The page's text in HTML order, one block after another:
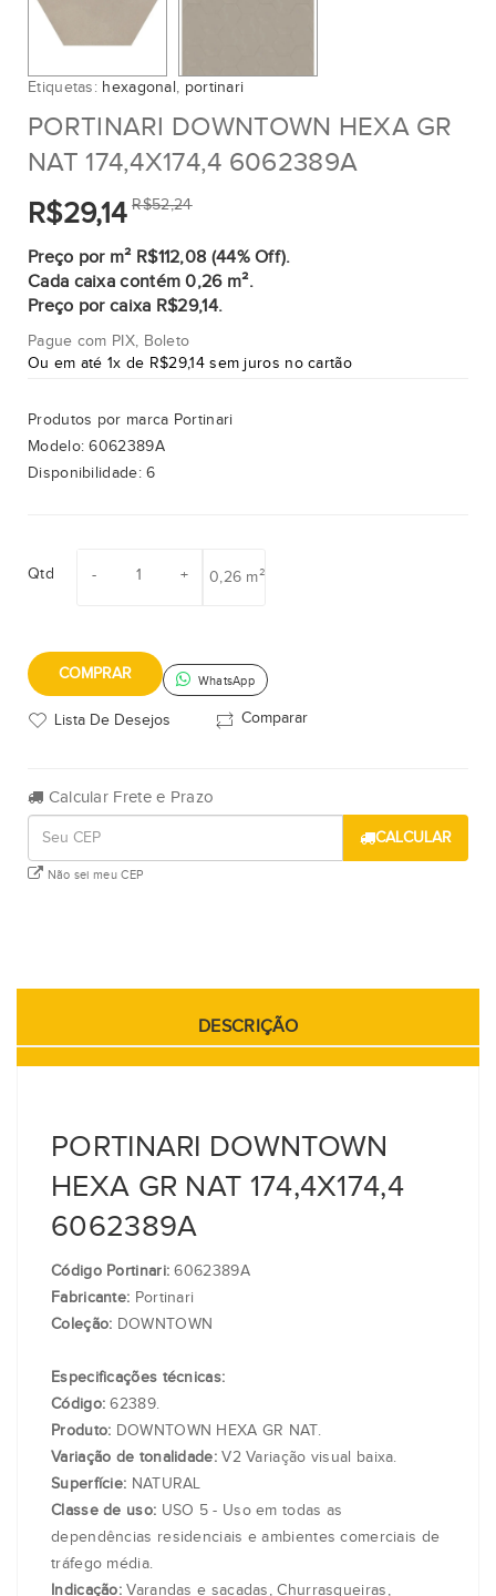
Etiquetas: hexagonal , portinari
PORTINARI DOWNTOWN HEXA GR
NAT 174,4X174,4 6062389A
R$29,14 R$52,24
Preço por m² R$112,08 (44% Off).
Cada caixa contém 0,26 m².
Preço por caixa R$29,14.
Pague com PIX, Boleto
Ou em até 1x de R$29,14 sem juros no cartão
Produtos por marca Portinari
Modelo:6062389A
Disponibilidade:6
Qtd 0,26 m²
COMPRAR WhatsApp
Lista De Desejos Comparar
Calcular Frete e Prazo
CALCULAR
Não sei meu CEP
DESCRIÇÃO
PORTINARI DOWNTOWN
HEXA GR NAT 174,4X174,4
6062389A
Código Portinari: 6062389A
Fabricante: Portinari
Coleção: DOWNTOWN
Especificações técnicas:
Código: 62389.
Produto: DOWNTOWN HEXA GR NAT.
Variação de tonalidade:V2 Variação visual baixa.
Superfície: NATURAL
Classe de uso: USO 5 - Uso em todas as
dependências residenciais e ambientes comerciais de
tráfego média.
Indicação: Varandas e sacadas, Churrasqueiras,